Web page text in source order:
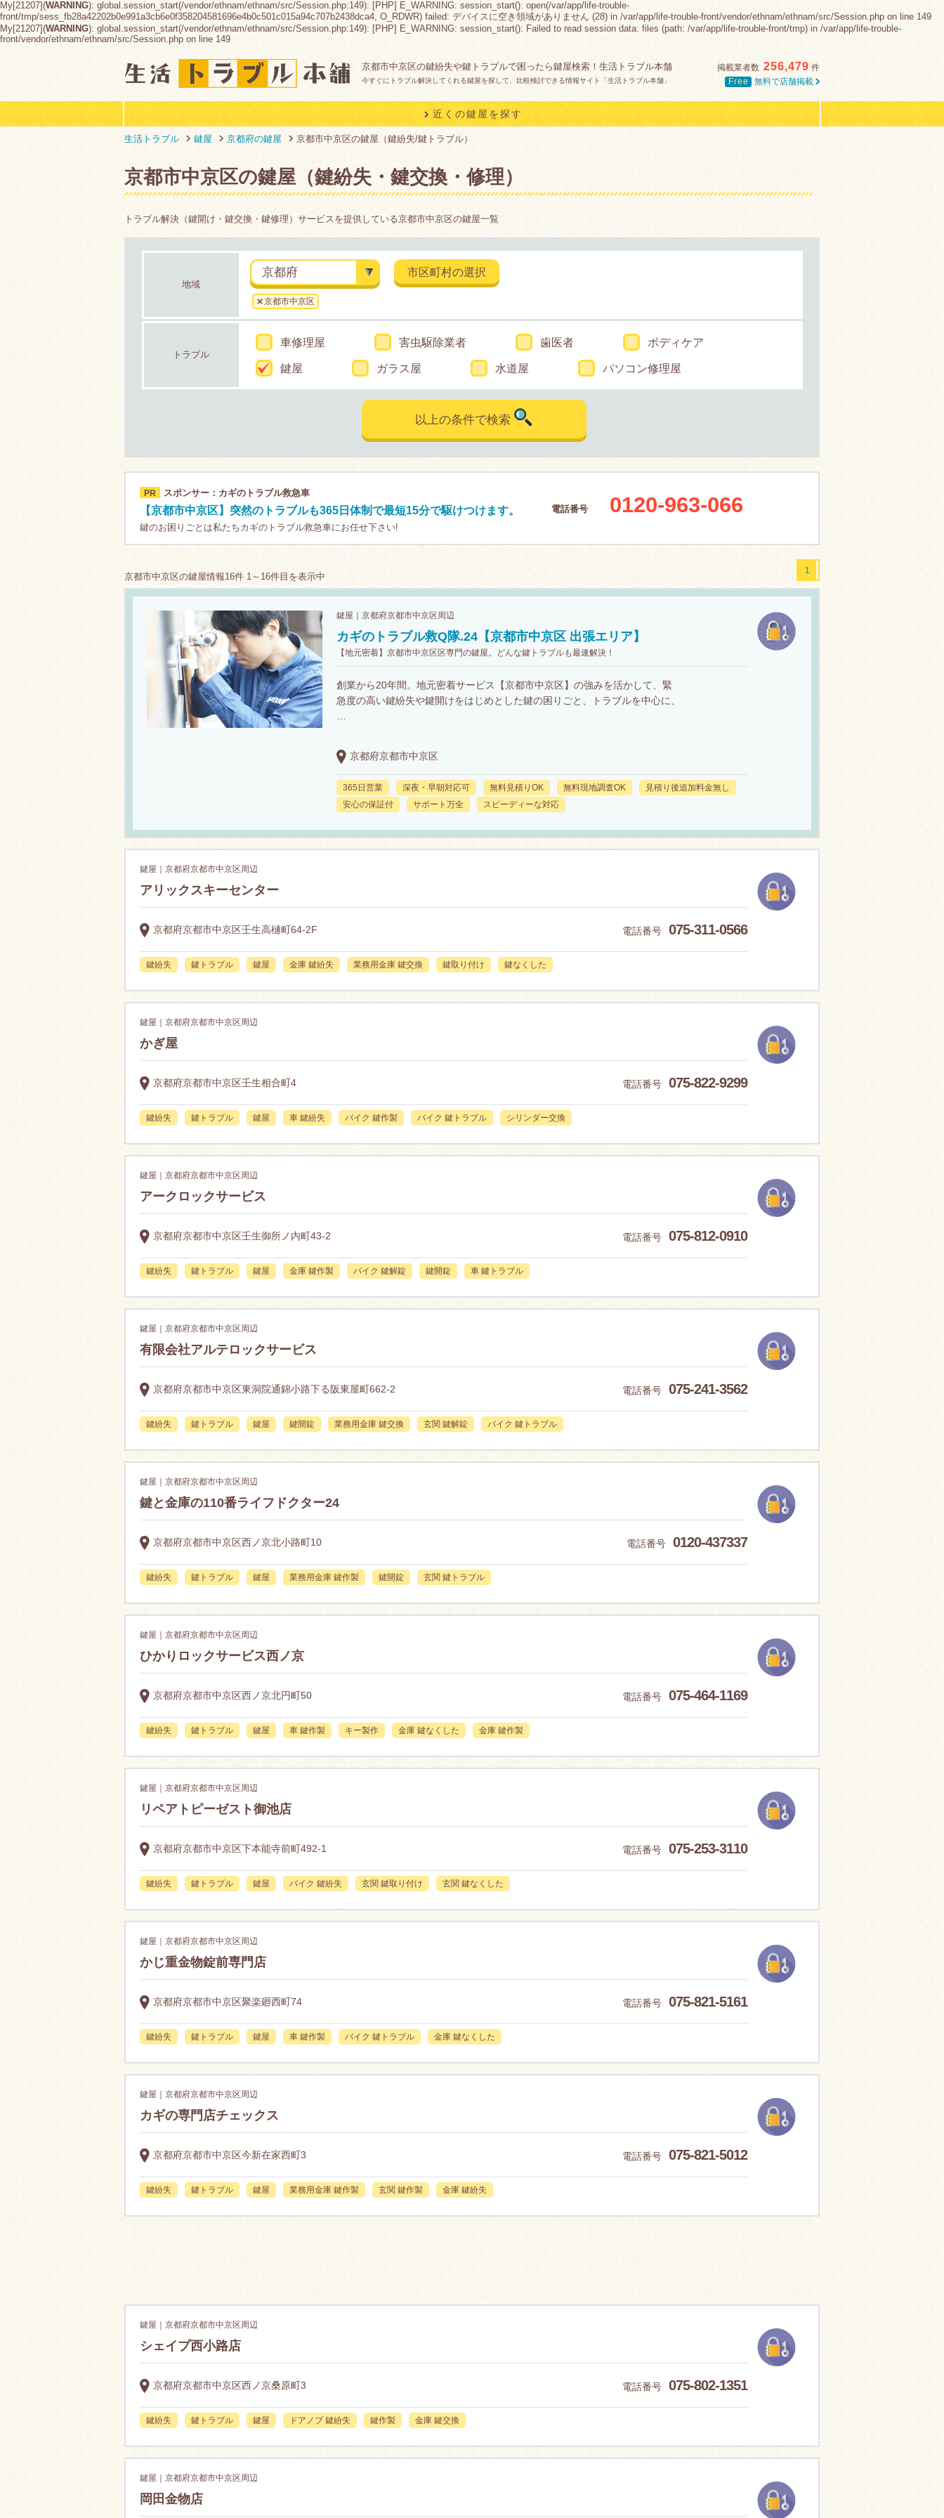
My[21207](WARNING): global.session_start(/vendor/ethnam/ethnam/src/Session.php:149): [PHP] E_WARNING: session_start(): open(/var/app/life-trouble-
front/tmp/sess_fb28a42202b0e991a3cb6e0f358204581696e4b0c501c015a94c707b2438dca4, O_RDWR) failed: デバイスに空き領域がありません (28) in /var/app/life-trouble-front/vendor/ethnam/ethnam/src/Session.php on line 149
My[21207](WARNING): global.session_start(/vendor/ethnam/ethnam/src/Session.php:149): [PHP] E_WARNING: session_start(): Failed to read session data: files (path: /var/app/life-trouble-front/tmp) in /var/app/life-trouble-
front/vendor/ethnam/ethnam/src/Session.php on line 149
京都市中京区の鍵紛失や鍵トラブルで困ったら鍵屋検索！生活トラブル本舗
今すぐにトラブル解決してくれる鍵屋を探して、比較検討できる情報サイト「生活トラブル本舗」
掲載業者数 256,479 件
Free
無料で店舗掲載
近くの鍵屋を探す
生活トラブル 鍵屋 京都府の鍵屋 京都市中京区の鍵屋（鍵紛失/鍵トラブル）
京都市中京区の鍵屋（鍵紛失・鍵交換・修理）
トラブル解決（鍵開け・鍵交換・鍵修理）サービスを提供している京都市中京区の鍵屋一覧
地域
京都府 市区町村の選択
京都市中京区
トラブル
車修理屋 害虫駆除業者 歯医者 ボディケア
鍵屋 ガラス屋 水道屋 パソコン修理屋
以上の条件で検索
PR スポンサー：カギのトラブル救急車
【京都市中京区】突然のトラブルも365日体制で最短15分で駆けつけます。
鍵のお困りごとは私たちカギのトラブル救急車にお任せ下さい!
電話番号 0120-963-066
京都市中京区の鍵屋情報16件 1～16件目を表示中
1
鍵屋｜京都府京都市中京区周辺
カギのトラブル救Q隊.24【京都市中京区 出張エリア】
【地元密着】京都市中京区区専門の鍵屋。どんな鍵トラブルも最速解決！
創業から20年間。地元密着サービス【京都市中京区】の強みを活かして、緊
急度の高い鍵紛失や鍵開けをはじめとした鍵の困りごと、トラブルを中心に、
…
京都府京都市中京区
365日営業 深夜・早朝対応可 無料見積りOK 無料現地調査OK
見積り後追加料金無し
安心の保証付
サポート万全 スピーディーな対応
鍵屋｜京都府京都市中京区周辺
アリックスキーセンター
京都府京都市中京区壬生高樋町64-2F 電話番号 075-311-0566
鍵紛失 鍵トラブル 鍵屋 金庫 鍵紛失 業務用金庫 鍵交換 鍵取り付け 鍵なくした
鍵屋｜京都府京都市中京区周辺
かぎ屋
京都府京都市中京区壬生相合町4 電話番号 075-822-9299
鍵紛失 鍵トラブル 鍵屋 車 鍵紛失 バイク 鍵作製 バイク 鍵トラブル シリンダー交換
鍵屋｜京都府京都市中京区周辺
アークロックサービス
京都府京都市中京区壬生御所ノ内町43-2 電話番号 075-812-0910
鍵紛失 鍵トラブル 鍵屋 金庫 鍵作製 バイク 鍵解錠 鍵開錠 車 鍵トラブル
鍵屋｜京都府京都市中京区周辺
有限会社アルテロックサービス
京都府京都市中京区東洞院通錦小路下る阪東屋町662-2 電話番号 075-241-3562
鍵紛失 鍵トラブル 鍵屋 鍵開錠 業務用金庫 鍵交換 玄関 鍵解錠 バイク 鍵トラブル
鍵屋｜京都府京都市中京区周辺
鍵と金庫の110番ライフドクター24
京都府京都市中京区西ノ京北小路町10 電話番号 0120-437337
鍵紛失 鍵トラブル 鍵屋 業務用金庫 鍵作製 鍵開錠 玄関 鍵トラブル
鍵屋｜京都府京都市中京区周辺
ひかりロックサービス西ノ京
京都府京都市中京区西ノ京北円町50 電話番号 075-464-1169
鍵紛失 鍵トラブル 鍵屋 車 鍵作製 キー製作 金庫 鍵なくした 金庫 鍵作製
鍵屋｜京都府京都市中京区周辺
リペアトピーゼスト御池店
京都府京都市中京区下本能寺前町492-1 電話番号 075-253-3110
鍵紛失 鍵トラブル 鍵屋 バイク 鍵紛失 玄関 鍵取り付け 玄関 鍵なくした
鍵屋｜京都府京都市中京区周辺
かじ重金物錠前専門店
京都府京都市中京区聚楽廻西町74 電話番号 075-821-5161
鍵紛失 鍵トラブル 鍵屋 車 鍵作製 バイク 鍵トラブル 金庫 鍵なくした
鍵屋｜京都府京都市中京区周辺
カギの専門店チェックス
京都府京都市中京区今新在家西町3 電話番号 075-821-5012
鍵紛失 鍵トラブル 鍵屋 業務用金庫 鍵作製 玄関 鍵作製 金庫 鍵紛失
鍵屋｜京都府京都市中京区周辺
シェイプ西小路店
京都府京都市中京区西ノ京桑原町3 電話番号 075-802-1351
鍵紛失 鍵トラブル 鍵屋 ドアノブ 鍵紛失 鍵作製 金庫 鍵交換
鍵屋｜京都府京都市中京区周辺
岡田金物店